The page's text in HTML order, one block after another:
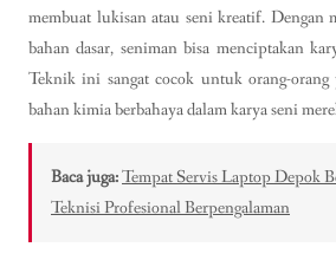
membuat lukisan atau seni kreatif. Dengan
bahan dasar, seniman bisa menciptakan
Teknik ini sangat cocok untuk orang-
bahan kimia berbahaya dalam karya seni
Baca juga:Tempat Servis Laptop Depok
Teknisi Profesional Berpengalaman